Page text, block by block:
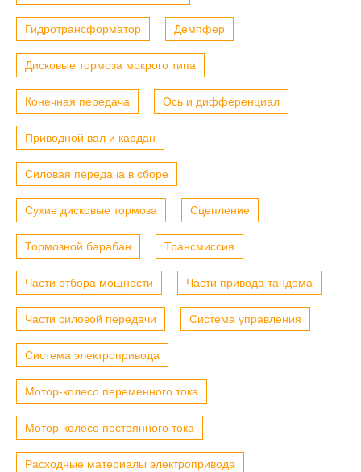
Гидротрансформатор Демпфер
Дисковые тормоза мокрого типа
Конечная передача Ось и дифференциал
Приводной вал и кардан
Силовая передача в сборе
Сухие дисковые тормоза Сцепление
Тормозной барабан Трансмиссия
Части отбора мощности Части привода тандема
Части силовой передачи Система управления
Система электропривода
Мотор-колесо переменного тока
Мотор-колесо постоянного тока
Расходные материалы электропривода